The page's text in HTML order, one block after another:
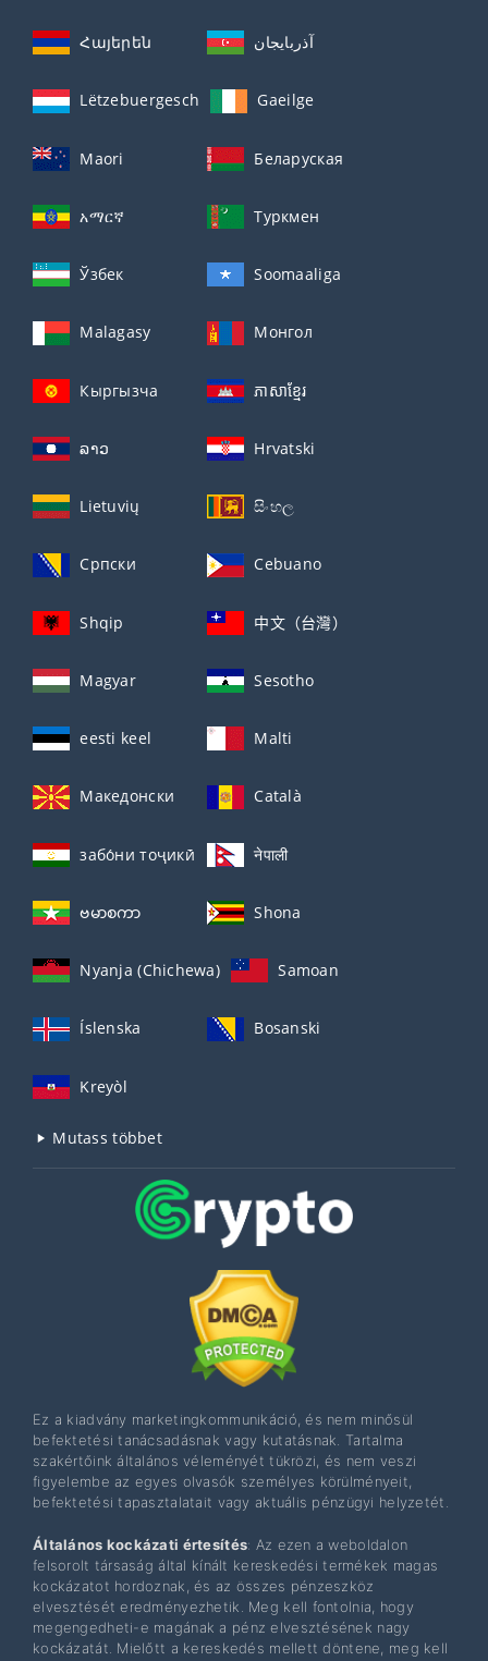
Հայերեն آذربايجان
Lëtzebuergesch Gaeilge
Maori Беларуская
አማርኛ Туркмен
Ўзбек Soomaaliga
Malagasy Монгол
Кыргызча ភាសាខ្មែរ
ລາວ Hrvatski
Lietuvių සිංහල
Српски Cebuano
Shqip 中文（台灣）
Magyar Sesotho
eesti keel Malti
Македонски Català
забо́ни тоҷикӣ́ नेपाली
ဗမာစကာ Shona
Nyanja (Chichewa) Samoan
Íslenska Bosanski
Kreyòl
Mutass többet
Ez a kiadvány marketingkommunikáció, és nem minősül
befektetési tanácsadásnak vagy kutatásnak. Tartalma
szakértőink általános véleményét tükrözi, és nem veszi
figyelembe az egyes olvasók személyes körülményeit,
befektetési tapasztalatait vagy aktuális pénzügyi helyzetét.
Általános kockázati értesítés: Az ezen a weboldalon
felsorolt ​​társaság által kínált kereskedési termékek magas
kockázatot hordoznak, és az összes pénzeszköz
elvesztését eredményezhetik. Meg kell fontolnia, hogy
megengedheti-e magának a pénz elvesztésének nagy
kockázatát. Mielőtt a kereskedés mellett döntene, meg kell